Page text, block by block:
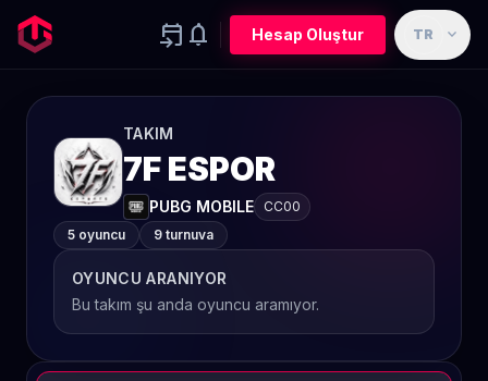
event_upcoming notifications Hesap Oluştur TR expand_more
TAKIM
7F ESPOR
PUBG MOBILE
CC00
5 oyuncu
9 turnuva
OYUNCU ARANIYOR
Bu takım şu anda oyuncu aramıyor.